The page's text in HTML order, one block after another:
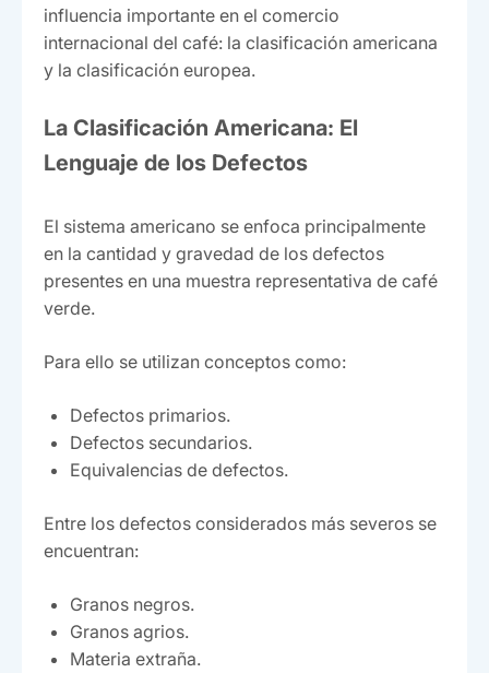
influencia importante en el comercio
internacional del café: la clasificación americana
y la clasificación europea.
La Clasificación Americana: El
Lenguaje de los Defectos
El sistema americano se enfoca principalmente
en la cantidad y gravedad de los defectos
presentes en una muestra representativa de café
verde.
Para ello se utilizan conceptos como:
Defectos primarios.
Defectos secundarios.
Equivalencias de defectos.
Entre los defectos considerados más severos se
encuentran:
Granos negros.
Granos agrios.
Materia extraña.